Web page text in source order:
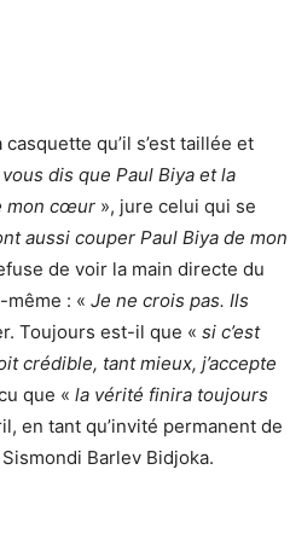
qu’il s’est taillée et
dis que Paul Biya et la
mon cœur », jure celui qui se
aussi couper Paul Biya de mon
de voir la main directe du
: « Je ne crois pas. Ils
Toujours est-il que « si c’est
crédible, tant mieux, j’accepte
que « la vérité finira toujours
en tant qu’invité permanent de
Barlev Bidjoka.